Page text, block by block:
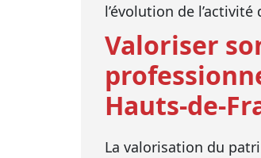
l’évolution de
Valoriser
Hauts-de-
La valorisation du